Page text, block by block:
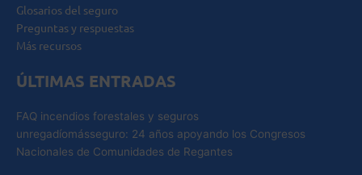
Glosarios del seguro
Preguntas y respuestas
Más recursos
ÚLTIMAS ENTRADAS
FAQ incendios forestales y seguros
unregadíomásseguro: 24 años apoyando los Congresos
Nacionales de Comunidades de Regantes